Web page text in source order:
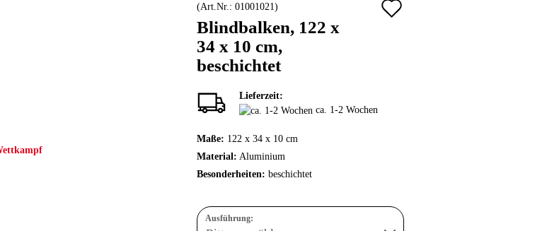
(Art.Nr.: 01001021)
Blindbalken, 122 x
34 x 10 cm,
beschichtet
Lieferzeit:
ca. 1-2 Wochen
Maße: 122 x 34 x 10 cm
Material: Aluminium
Besonderheiten: beschichtet
Ausführung: